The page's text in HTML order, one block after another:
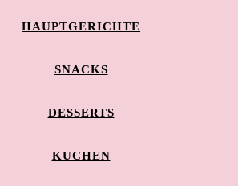
HAUPTGERICHTE
SNACKS
DESSERTS
KUCHEN